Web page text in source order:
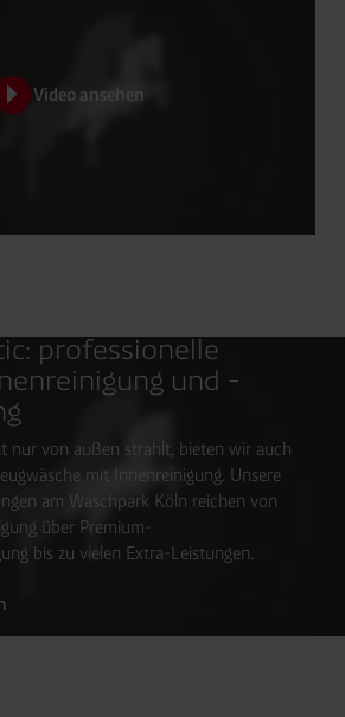
Video ansehen
professionelle
und -
nur von außen strahlt, bieten wir auch
mit Innenreinigung. Unsere
am Waschpark Köln reichen von
über Premium-
bis zu vielen Extra-Leistungen.